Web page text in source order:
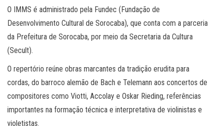
O IMMS é administrado pela Fundec (Fundação de
Desenvolvimento Cultural de Sorocaba), que conta com a parceria
da Prefeitura de Sorocaba, por meio da Secretaria da Cultura
(Secult).
O repertório reúne obras marcantes da tradição erudita para
cordas, do barroco alemão de Bach e Telemann aos concertos de
compositores como Viotti, Accolay e Oskar Rieding, referências
importantes na formação técnica e interpretativa de violinistas e
violetistas.